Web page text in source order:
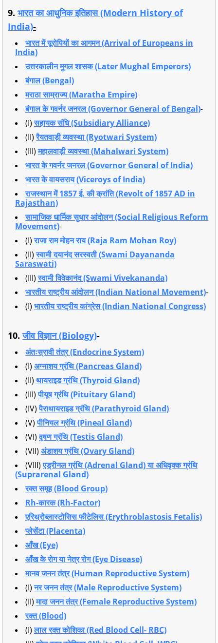
9. भारत का आधुनिक इतिहास (Modern History of
India)-
भारत में यूरोपियों का आगमन (Arrival of Europeans in
India)
उत्तरकालीन मुगल शासक (Later Mughal Emperors)
बंगाल (Bengal)
मराठा साम्राज्य (Maratha Empire)
बंगाल के गवर्नर जनरल (Governor General of Bengal)-
(I)सहायक संधि (Subsidiary Alliance)
(II)रैयतवाड़ी व्यवस्था (Ryotwari System)
(III)महालवाड़ी व्यवस्था (Mahalwari System)
भारत के गवर्नर जनरल (Governor General of India)
भारत के वायसराय (Viceroys of India)
राजस्थान में 1857 ई. की क्रांति (Revolt of 1857 AD in
Rajasthan)
सामाजिक धार्मिक सुधार आंदोलन (Social Religious Reform
Movement)-
(I)राजा राम मोहन राय (Raja Ram Mohan Roy)
(II)स्वामी दयानंद सरस्वती (Swami Dayananda
Saraswati)
(III)स्वामी विवेकानंद (Swami Vivekananda)
भारतीय राष्ट्रीय आंदोलन (Indian National Movement)-
(I) भारतीय राष्ट्रीय कांग्रेस (Indian National Congress)
10.जीव विज्ञान (Biology)-
अंतःस्रावी तंत्र (Endocrine System)
(I) अग्नाशय ग्रंथि (Pancreas Gland)
(II) थायराइड ग्रंथि (Thyroid Gland)
(III)पीयूष ग्रंथि (Pituitary Gland)
(IV)पैराथायराइड ग्रंथि (Parathyroid Gland)
(V)पीनियल ग्रंथि (Pineal Gland)
(VI)वृषण ग्रंथि (Testis Gland)
(VII) अंडाशय ग्रंथि (Ovary Gland)
(VIII)एड्रीनल ग्रंथि (Adrenal Gland) या अधिवृक्क ग्रंथि
(Suprarenal Gland)
रक्त समूह (Blood Group)
Rh-कारक (Rh-Factor)
एरिथ्रोब्लास्टोसिस फीटेलिस (Erythroblastosis Fetalis)
प्लेसेंटा (Placenta)
आँख (Eye)
आँख के रोग या नेत्र रोग (Eye Disease)
मानव जनन तंत्र (Human Reproductive System)
(I)नर जनन तंत्र (Male Reproductive System)
(II)मादा जनन तंत्र (Female Reproductive System)
रक्त (Blood)
(I)लाल रक्त कोशिका (Red Blood Cell- RBC)